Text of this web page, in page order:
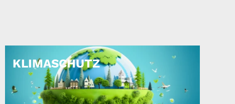
KLIMASCHUTZ